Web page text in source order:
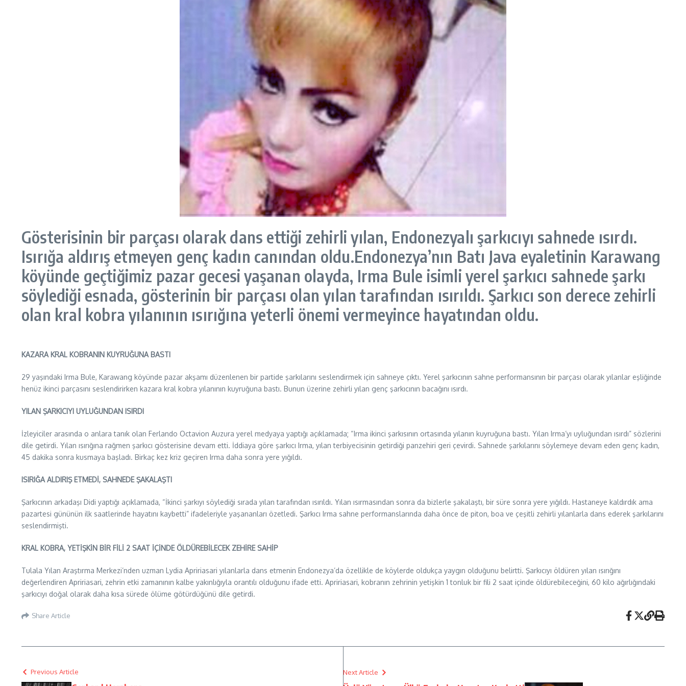
Gösterisinin bir parçası olarak dans ettiği zehirli yılan, Endonezyalı şarkıcıyı sahnede ısırdı.
Isırığa aldırış etmeyen genç kadın canından oldu.Endonezya’nın Batı Java eyaletinin Karawang
köyünde geçtiğimiz pazar gecesi yaşanan olayda, Irma Bule isimli yerel şarkıcı sahnede şarkı
söylediği esnada, gösterinin bir parçası olan yılan tarafından ısırıldı. Şarkıcı son derece zehirli
olan kral kobra yılanının ısırığına yeterli önemi vermeyince hayatından oldu.
KAZARA KRAL KOBRANIN KUYRUĞUNA BASTI
29 yaşındaki Irma Bule, Karawang köyünde pazar akşamı düzenlenen bir partide şarkılarını seslendirmek için sahneye çıktı. Yerel şarkıcının sahne performansının bir parçası olarak yılanlar eşliğinde
henüz ikinci parçasını seslendirirken kazara kral kobra yılanının kuyruğuna bastı. Bunun üzerine zehirli yılan genç şarkıcının bacağını ısırdı.
YILAN ŞARKICIYI UYLUĞUNDAN ISIRDI
İzleyiciler arasında o anlara tanık olan Ferlando Octavion Auzura yerel medyaya yaptığı açıklamada; “Irma ikinci şarkısının ortasında yılanın kuyruğuna bastı. Yılan Irma’yı uyluğundan ısırdı” sözlerini
dile getirdi. Yılan ısırığına rağmen şarkıcı gösterisine devam etti. İddiaya göre şarkıcı Irma, yılan terbiyecisinin getirdiği panzehiri geri çevirdi. Sahnede şarkılarını söylemeye devam eden genç kadın,
45 dakika sonra kusmaya başladı. Birkaç kez kriz geçiren Irma daha sonra yere yığıldı.
ISIRIĞA ALDIRIŞ ETMEDİ, SAHNEDE ŞAKALAŞTI
Şarkıcının arkadaşı Didi yaptığı açıklamada, “İkinci şarkıyı söylediği sırada yılan tarafından ısırıldı. Yılan ısırmasından sonra da bizlerle şakalaştı, bir süre sonra yere yığıldı. Hastaneye kaldırdık ama
pazartesi gününün ilk saatlerinde hayatını kaybetti” ifadeleriyle yaşananları özetledi. Şarkıcı Irma sahne performanslarında daha önce de piton, boa ve çeşitli zehirli yılanlarla dans ederek şarkılarını
seslendirmişti.
KRAL KOBRA, YETİŞKİN BİR FİLİ 2 SAAT İÇİNDE ÖLDÜREBİLECEK ZEHİRE SAHİP
Tulala Yılan Araştırma Merkezi’nden uzman Lydia Apririasari yılanlarla dans etmenin Endonezya’da özellikle de köylerde oldukça yaygın olduğunu belirtti. Şarkıcıyı öldüren yılan ısırığını
değerlendiren Apririasari, zehrin etki zamanının kalbe yakınlığıyla orantılı olduğunu ifade etti. Apririasari, kobranın zehrinin yetişkin 1 tonluk bir fili 2 saat içinde öldürebileceğini, 60 kilo ağırlığındaki
şarkıcıyı doğal olarak daha kısa sürede ölüme götürdüğünü dile getirdi.
Share Article
Previous Article Next Article